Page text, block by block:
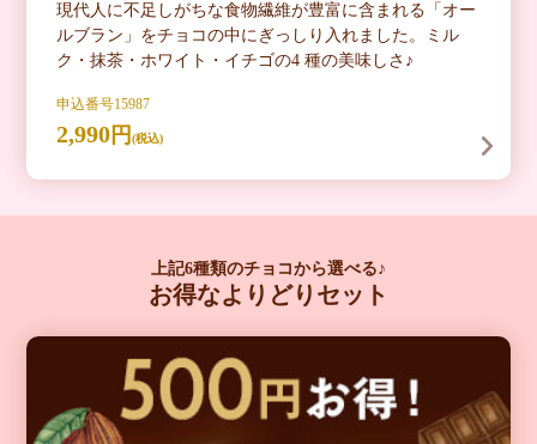
現代人に不足しがちな食物繊維が豊富に含まれる「オー
ルブラン」をチョコの中にぎっしり入れました。ミル
ク・抹茶・ホワイト・イチゴの4 種の美味しさ♪
申込番号15987
2,990円 (税込)
上記6種類のチョコから選べる♪
お得なよりどりセット